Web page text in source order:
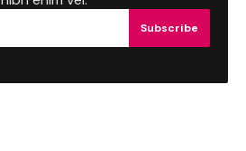
Subscribe